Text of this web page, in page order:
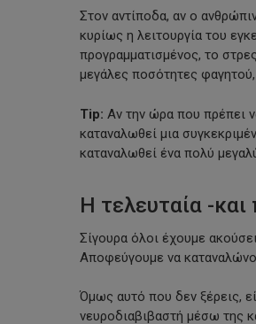
Στον αντίποδα, αν ο
κυρίως η λειτουργία του
προγραμματισμένος, το
μεγάλες ποσότητες
Tip: Αν την ώρα που πρέπει
καταναλωθεί μια
καταναλωθεί ένα πολύ
Η τελευταία -
Σίγουρα όλοι έχουμε
Αποφεύγουμε να
Όμως αυτό που δεν ξέρεις,
νευροδιαβιβαστή μέσω της